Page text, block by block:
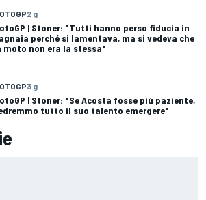
2 g
| Stoner: "Tutti hanno perso fiducia in
perché si lamentava, ma si vedeva che
moto non era la stessa"
3 g
| Stoner: "Se Acosta fosse più paziente,
tutto il suo talento emergere"